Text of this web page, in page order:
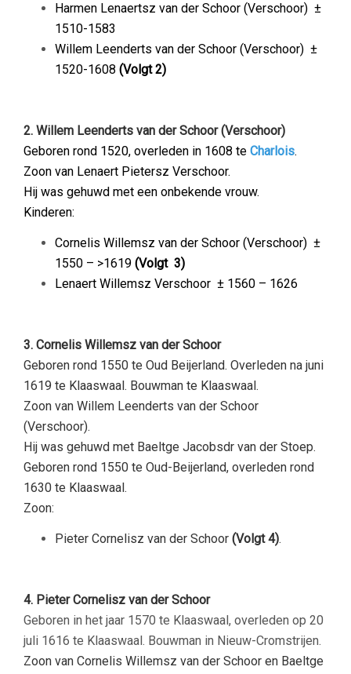
Harmen Lenaertsz van der Schoor (Verschoor) ±
1510-1583
Willem Leenderts van der Schoor (Verschoor) ±
1520-1608 (Volgt 2)
2. Willem Leenderts van der Schoor (Verschoor)
Geboren rond 1520, overleden in 1608 te Charlois.
Zoon van Lenaert Pietersz Verschoor.
Hij was gehuwd met een onbekende vrouw.
Kinderen:
Cornelis Willemsz van der Schoor (Verschoor) ±
1550 – >1619 (Volgt 3)
Lenaert Willemsz Verschoor ± 1560 – 1626
3. Cornelis Willemsz van der Schoor
Geboren rond 1550 te Oud Beijerland. Overleden na juni
1619 te Klaaswaal. Bouwman te Klaaswaal.
Zoon van Willem Leenderts van der Schoor
(Verschoor).
Hij was gehuwd met Baeltge Jacobsdr van der Stoep.
Geboren rond 1550 te Oud-Beijerland, overleden rond
1630 te Klaaswaal.
Zoon:
Pieter Cornelisz van der Schoor (Volgt 4).
4. Pieter Cornelisz van der Schoor
Geboren in het jaar 1570 te Klaaswaal, overleden op 20
juli 1616 te Klaaswaal. Bouwman in Nieuw-Cromstrijen.
Zoon van Cornelis Willemsz van der Schoor en Baeltge